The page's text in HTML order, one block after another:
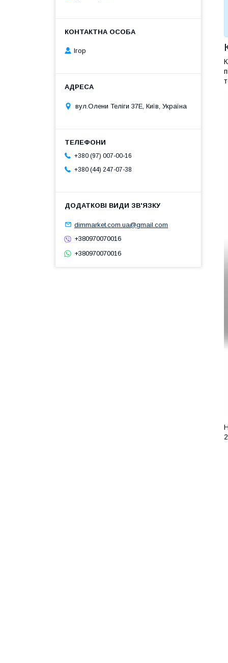
Ігор
вул.Олени Теліги 37Е, Київ, Україна
+380 (97) 007-00-16
+380 (44) 247-07-38
dimmarket.com.ua@gmail.com
+380970070016
+380970070016